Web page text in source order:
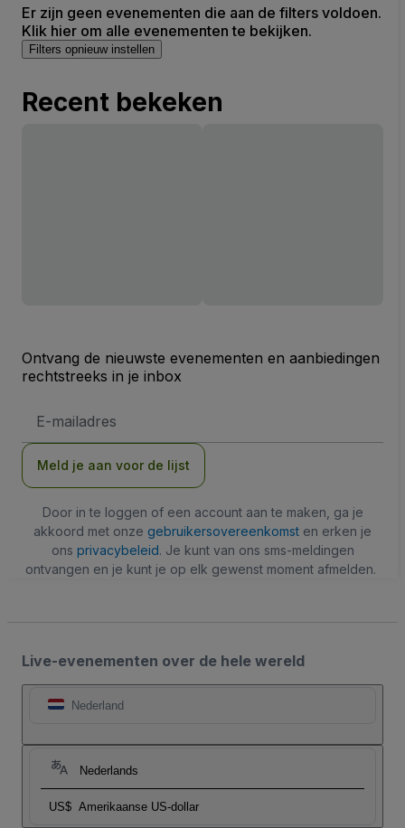
Er zijn geen evenementen die aan de filters voldoen.
Klik hier om alle evenementen te bekijken.
Filters opnieuw instellen
Recent bekeken
Ontvang de nieuwste evenementen en aanbiedingen
rechtstreeks in je inbox
mailadres
Meld je aan voor de lijst
Door in te loggen of een account aan te maken, ga je
akkoord met onze gebruikersovereenkomst en erken je
ons privacybeleid. Je kunt van ons sms-meldingen
ontvangen en je kunt je op elk gewenst moment afmelden.
Live-evenementen over de hele wereld
Nederland
Nederlands
US$ Amerikaanse US-dollar